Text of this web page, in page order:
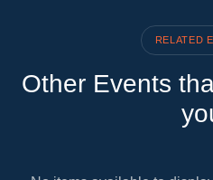
RELATED
Other Events